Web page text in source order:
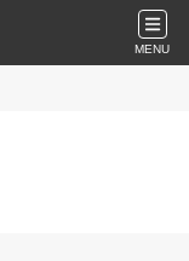
MENU